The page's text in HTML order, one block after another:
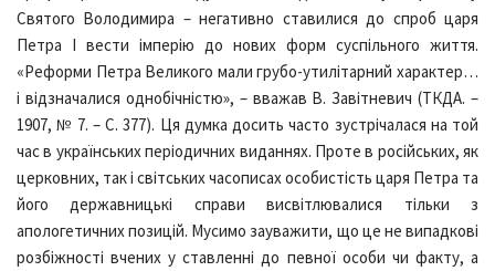
Святого Володимира – негативно ставилися до спроб царя
Петра І вести імперію до нових форм суспільного життя.
«Реформи Петра Великого мали грубо-утилітарний характер…
і відзначалися однобічністю», – вважав В. Завітневич (ТКДА. –
1907, № 7. – С. 377). Ця думка досить часто зустрічалася на той
час в українських періодичних виданнях. Проте в російських, як
церковних, так і світських часописах особистість царя Петра та
його державницькі справи висвітлювалися тільки з
апологетичних позицій. Мусимо зауважити, що це не випадкові
розбіжності вчених у ставленні до певної особи чи факту, а